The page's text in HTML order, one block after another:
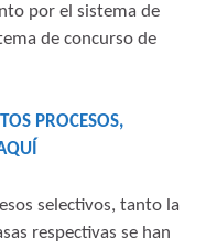
por el sistema de
de concurso de
PROCESOS,
selectivos, tanto la
respectivas se han